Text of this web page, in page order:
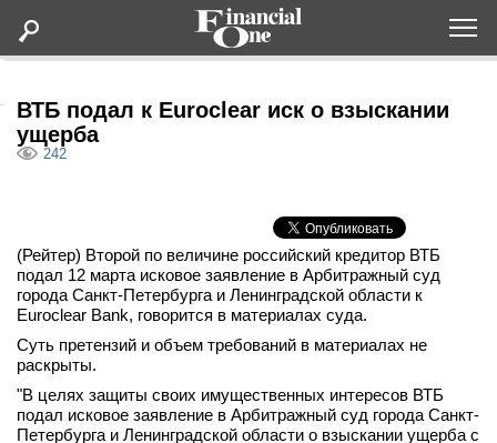
Lifestyle
Мероприятия
Новости
ВТБ подал к Euroclear иск о взыскании
ущерба
242
(Рейтер) Второй по величине российский кредитор ВТБ
подал 12 марта исковое заявление в Арбитражный суд
города Санкт-Петербурга и Ленинградской области к
Euroclear Bank, говорится в материалах суда.
Суть претензий и объем требований в материалах не
раскрыты.
"В целях защиты своих имущественных интересов ВТБ
подал исковое заявление в Арбитражный суд города Санкт-
Петербурга и Ленинградской области о взыскании ущерба с